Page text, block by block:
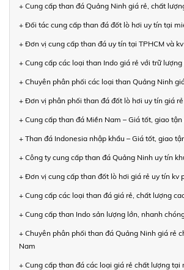
+ Cung cấp than đá Quảng Ninh giá rẻ, chất
+ Đối tác cung cấp than đá đốt lò hơi uy tín tại
+ Đơn vị cung cấp than đá uy tín tại TPHCM và
+ Cung cấp các loại than Indo giá rẻ với trữ
+ Chuyên phân phối các loại than Quảng Ninh
+ Đơn vị phân phối than đá đốt lò hơi uy tín giá
+ Cung cấp than đá Miền Nam – Giá tốt, giao tận
+ Than đá Indonesia nhập khẩu – Giá tốt, giao
+ Công ty cung cấp than đá Quảng Ninh uy tín
+ Đơn vị cung cấp than đốt lò hơi giá rẻ uy tín kv
+ Cung cấp các loại than đá giá rẻ, chất lượng
+ Cung cấp than Indo sản lượng lớn, nhanh
+ Chuyên phân phối than đá Quảng Ninh giá rẻ
Nam
+ Cung cấp than đá các loại giá rẻ chất lượng tại